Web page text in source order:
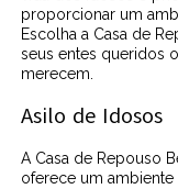
proporcionar um
Escolha a Casa de
seus entes queridos
merecem.
Asilo de Idosos
A Casa de Repouso
oferece um